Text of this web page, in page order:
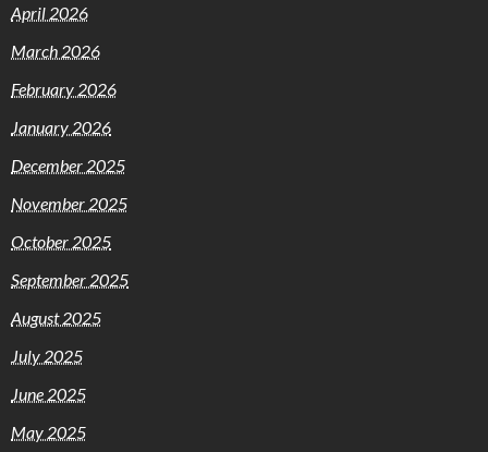
April 2026
March 2026
February 2026
January 2026
December 2025
November 2025
October 2025
September 2025
August 2025
July 2025
June 2025
May 2025